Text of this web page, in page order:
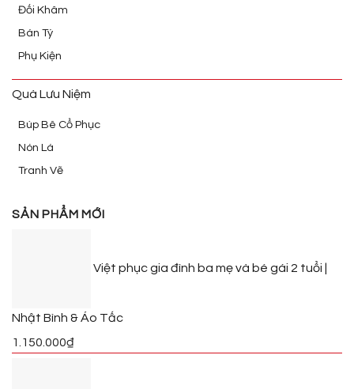
Đối Khâm
Bán Tý
Phụ Kiện
Quà Lưu Niệm
Búp Bê Cổ Phục
Nón Lá
Tranh Vẽ
SẢN PHẨM MỚI
Việt phục gia đình ba mẹ và bé gái 2 tuổi |
Nhật Bình & Áo Tấc
1.150.000₫